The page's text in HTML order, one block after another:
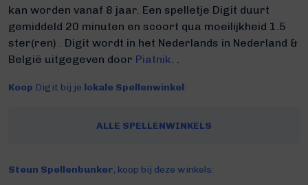
kan worden vanaf 8 jaar. Een spelletje Digit duurt
gemiddeld 20 minuten en scoort qua moeilijkheid 1.5
ster(ren) . Digit wordt in het Nederlands in Nederland &
België uitgegeven door Piatnik. .
Koop Digit bij je lokale Spellenwinkel:
ALLE SPELLENWINKELS
Steun Spellenbunker, koop bij deze winkels: